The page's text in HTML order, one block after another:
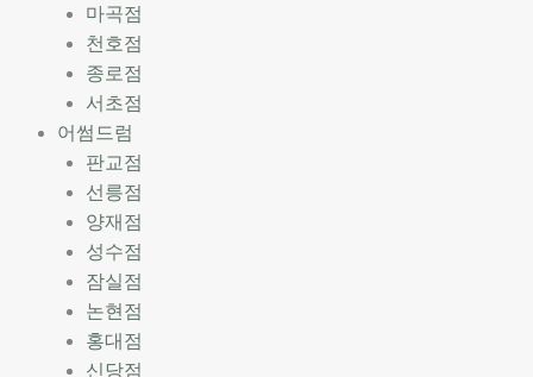
마곡점
천호점
종로점
서초점
어썸드럼
판교점
선릉점
양재점
성수점
잠실점
논현점
홍대점
신당점